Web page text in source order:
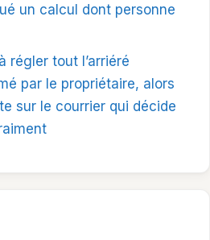
un calcul dont personne
régler tout l’arriéré
par le propriétaire, alors
sur le courrier qui décide